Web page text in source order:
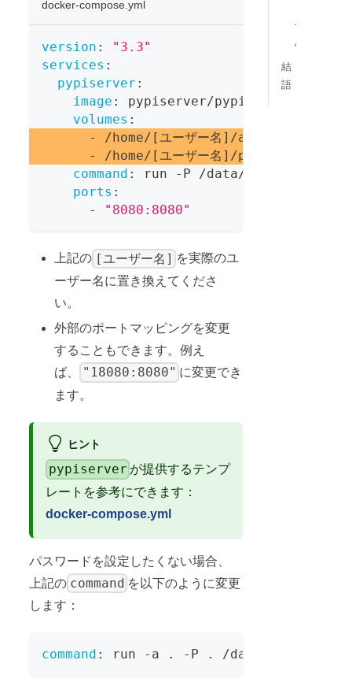
docker-compose.yml
version :
"3.3"
services :
pypiserver :
image : pypiserver/pypiserver
volumes :
-
/home/ [ユーザー名 ] /auth
-
/home/ [ユーザー名 ] /packages
command : run - P /data/auth/
ports :
-
"8080:8080"
上記の [ユーザー名] を実際のユ
ーザー名に置き換えてくださ
い。
外部のポートマッピングを変更
することもできます。例え
ば、
"18080:8080" に変更でき
ます。
ヒント
pypiserver が提供するテンプ
レートを参考にできます：
docker-compose.yml
パスワードを設定したくない場合、
上記の command を以下のように変更
します：
command : run - a . - P . /data/packages
イ
ル
結
語